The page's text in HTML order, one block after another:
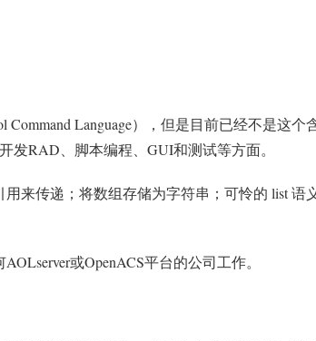
Language），但是目前已经不是这个
发RAD、脚本编程、GUI和测试等方面。
来传递；将数组存储为字符串；可怜的 list 语
或OpenACS平台的公司工作。